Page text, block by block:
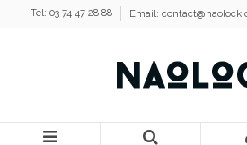
Tel: 03 74 47 28 88 Email: